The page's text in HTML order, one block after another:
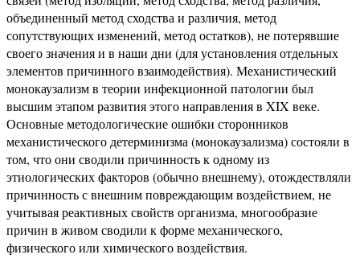
объединенный метод сходства и различия, метод
сопутствующих изменений, метод остатков), не потерявшие
своего значения и в наши дни (для установления отдельных
элементов причинного взаимодействия). Механистический
монокаузализм в теории инфекционной патологии был
высшим этапом развития этого направления в XIX веке.
Основные методологические ошибки сторонников
механистического детерминизма (монокаузализма) состояли в
том, что они сводили причинность к одному из
этиологических факторов (обычно внешнему), отождествляли
причинность с внешним повреждающим воздействием, не
учитывая реактивных свойств организма, многообразие
причин в живом сводили к форме механического,
физического или химического воздействия.